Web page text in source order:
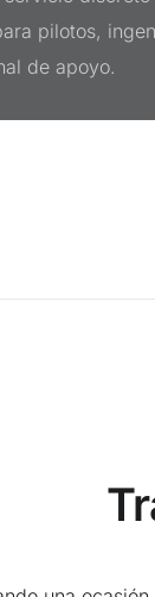
pilotos,
de apoyo.